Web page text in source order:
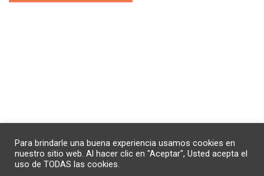
© 2021-2023 MarcaGo. Hecho con ❤️ para impulsar las
marcas en Internet.🚀
Para brindarle una buena experiencia usamos cookies en
nuestro sitio web. Al hacer clic en "Aceptar", Usted acepta el
uso de TODAS las cookies.